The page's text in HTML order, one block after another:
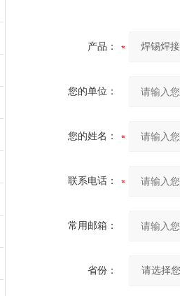
产品：
您的单位：
您的姓名：
联系电话：
常用邮箱：
省份：